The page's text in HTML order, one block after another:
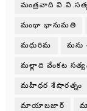
మంత్రవాది
మంథా భానుమతి
మధురిమ మను
మల్లాది వేంకట
మహీధర శేషారత్నం
మాయాబజార్